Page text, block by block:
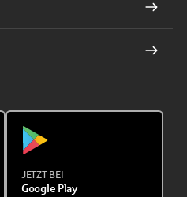
JETZT BEI
Google Play